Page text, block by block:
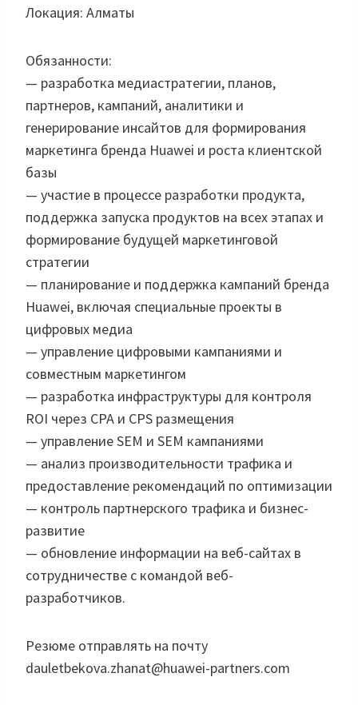
Локация: Алматы
Обязанности:
— разработка медиастратегии, планов,
партнеров, кампаний, аналитики и
генерирование инсайтов для формирования
маркетинга бренда Huawei и роста клиентской
базы
— участие в процессе разработки продукта,
поддержка запуска продуктов на всех этапах и
формирование будущей маркетинговой
стратегии
— планирование и поддержка кампаний бренда
Huawei, включая специальные проекты в
цифровых медиа
— управление цифровыми кампаниями и
совместным маркетингом
— разработка инфраструктуры для контроля
ROI через CPA и CPS размещения
— управление SEM и SEM кампаниями
— анализ производительности трафика и
предоставление рекомендаций по оптимизации
— контроль партнерского трафика и бизнес-
развитие
— обновление информации на веб-сайтах в
сотрудничестве с командой веб-
разработчиков.
Резюме отправлять на почту
dauletbekova.zhanat@huawei-partners.com